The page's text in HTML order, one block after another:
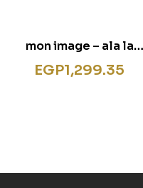
mon image – ala la
ferme
EGP1,299.35